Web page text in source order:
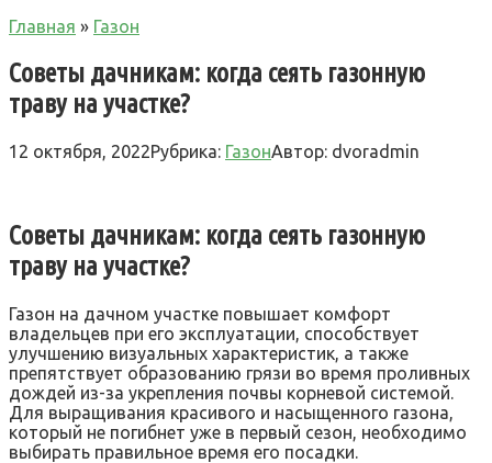
Главная » Газон
Советы дачникам: когда сеять газонную
траву на участке?
12 октября, 2022Рубрика: ГазонАвтор: dvoradmin
Советы дачникам: когда сеять газонную
траву на участке?
Газон на дачном участке повышает комфорт
владельцев при его эксплуатации, способствует
улучшению визуальных характеристик, а также
препятствует образованию грязи во время проливных
дождей из-за укрепления почвы корневой системой.
Для выращивания красивого и насыщенного газона,
который не погибнет уже в первый сезон, необходимо
выбирать правильное время его посадки.